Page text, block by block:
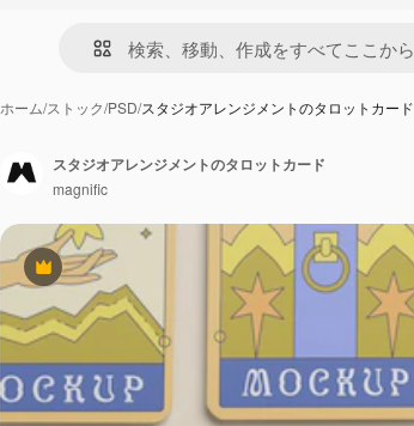
ホーム/ストック/PSD/スタジオアレンジメントのタロットカード
Premium
スタジオアレンジメントのタロットカード
magnific